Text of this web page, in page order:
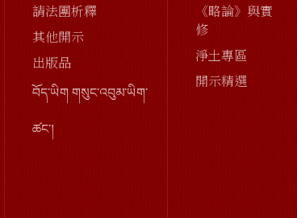
請法團析釋
其他開示
出版品
བོད་ཡིག གསུང་འབུམ་ཡིག་
ཚང་།
《略論》與實
修
淨土專區
開示精選